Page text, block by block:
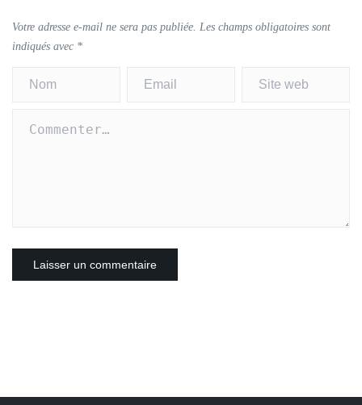
Votre adresse e-mail ne sera pas publiée. Les champs obligatoires sont
indiqués avec *